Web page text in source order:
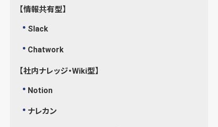
【情報共有型】
Slack
Chatwork
【社内ナレッジ・Wiki型】
Notion
ナレカン